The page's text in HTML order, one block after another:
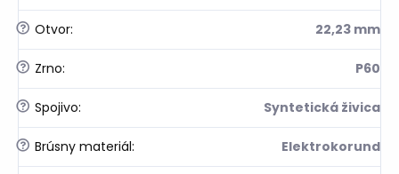
? Otvor: 22,23 mm
? Zrno: P60
? Spojivo: Syntetická živica
? Brúsny materiál: Elektrokorund